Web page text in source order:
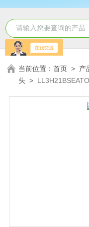
当前位置：首页 > 产
头 >